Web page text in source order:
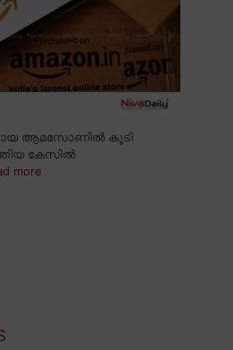
ആമസോണിൽ കൂടി
കേസിൽ
more